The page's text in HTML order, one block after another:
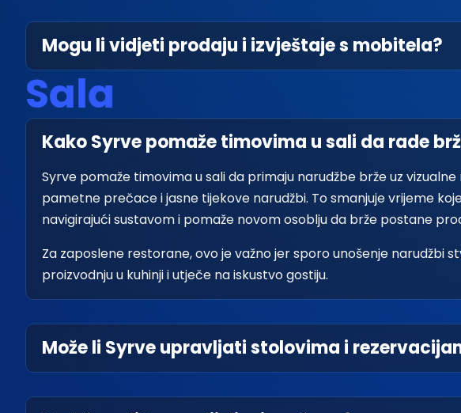
Mogu li vidjeti prodaju i izvještaje s mobitela?
Sala
Kako Syrve pomaže timovima u sali da rade
Syrve pomaže timovima u sali da primaju narudžbe brže uz
pametne prečace i jasne tijekove narudžbi. To smanjuje vrijeme
navigirajući sustavom i pomaže novom osoblju da brže postane
Za zaposlene restorane, ovo je važno jer sporo unošenje narudžbi
proizvodnju u kuhinji i utječe na iskustvo gostiju.
Može li Syrve upravljati stolovima i